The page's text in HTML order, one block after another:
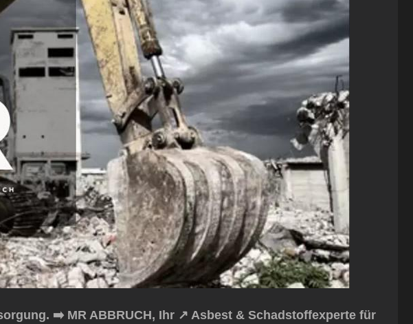
➡️ MR ABBRUCH, Ihr ↗️ Asbest & Schadstoffexperte für